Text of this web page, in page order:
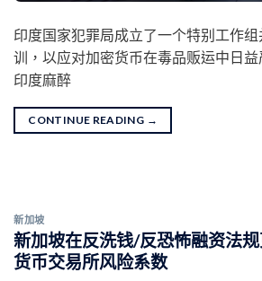
印度国家犯罪局成立了一个特别工作
训，以应对加密货币在毒品贩运中日益
印度麻醉
CONTINUE READING →
新加坡
新加坡在反洗钱/反恐怖融资法
货币交易所风险系数